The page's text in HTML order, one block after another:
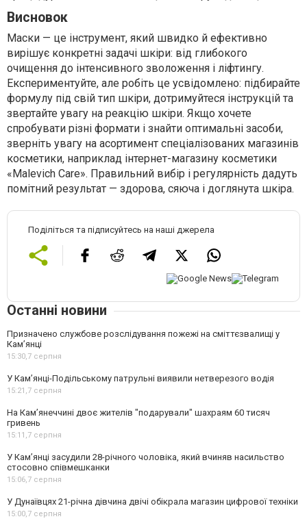
Висновок
Маски — це інструмент, який швидко й ефективно
вирішує конкретні задачі шкіри: від глибокого
очищення до інтенсивного зволоження і ліфтингу.
Експериментуйте, але робіть це усвідомлено: підбирайте
формулу під свій тип шкіри, дотримуйтеся інструкцій та
звертайте увагу на реакцію шкіри. Якщо хочете
спробувати різні формати і знайти оптимальні засоби,
зверніть увагу на асортимент спеціалізованих магазинів
косметики, наприклад інтернет-магазину косметики
«Malevich Care». Правильний вибір і регулярність дадуть
помітний результат — здорова, сяюча і доглянута шкіра.
Поділіться та підписуйтесь на наші джерела
Останні новини
Призначено службове розслідування пожежі на сміттєзвалищі у
Кам’янці
15:30,7 серпня
У Кам’янці-Подільському патрульні виявили нетверезого водія
15:21,7 серпня
На Камʼянеччині двоє жителів "подарували" шахраям 60 тисяч
гривень
15:11,7 серпня
У Камʼянці засудили 28-річного чоловіка, який вчиняв насильство
стосовно співмешканки
15:06,7 серпня
У Дунаївцях 21-річна дівчина двічі обікрала магазин цифрової техніки
15:00,7 серпня